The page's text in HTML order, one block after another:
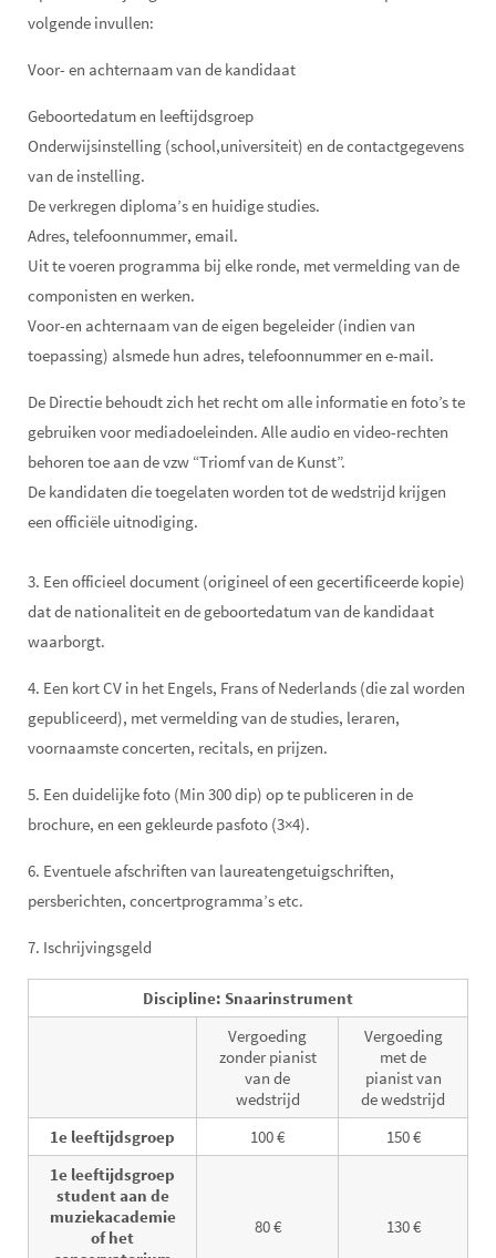
volgende invullen:
Voor- en achternaam van de kandidaat
Geboortedatum en leeftijdsgroep
Onderwijsinstelling (school,universiteit) en de contactgegevens
van de instelling.
De verkregen diploma’s en huidige studies.
Adres, telefoonnummer, email.
Uit te voeren programma bij elke ronde, met vermelding van de
componisten en werken.
Voor-en achternaam van de eigen begeleider (indien van
toepassing) alsmede hun adres, telefoonnummer en e-mail.
De Directie behoudt zich het recht om alle informatie en foto’s te
gebruiken voor mediadoeleinden. Alle audio en video-rechten
behoren toe aan de vzw “Triomf van de Kunst”.
De kandidaten die toegelaten worden tot de wedstrijd krijgen
een officiële uitnodiging.
3. Een officieel document (origineel of een gecertificeerde kopie)
dat de nationaliteit en de geboortedatum van de kandidaat
waarborgt.
4. Een kort CV in het Engels, Frans of Nederlands (die zal worden
gepubliceerd), met vermelding van de studies, leraren,
voornaamste concerten, recitals, en prijzen.
5. Een duidelijke foto (Min 300 dip) op te publiceren in de
brochure, en een gekleurde pasfoto (3×4).
6. Eventuele afschriften van laureatengetuigschriften,
persberichten, concertprogramma’s etc.
7. Ischrijvingsgeld
Discipline: Snaarinstrument
Vergoeding
zonder pianist
van de
wedstrijd
Vergoeding
met de
pianist van
de wedstrijd
1e leeftijdsgroep
100 €
150 €
1e leeftijdsgroep
student aan de
muziekacademie
of het
80 € 130 €